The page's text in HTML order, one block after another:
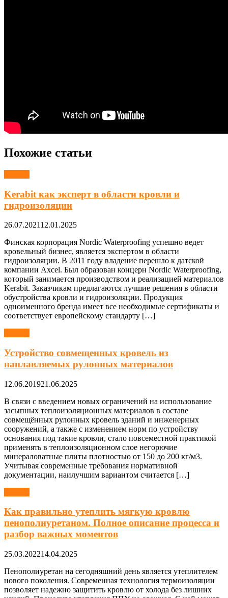
Похожие статьи
Kerabit как эксперт в области кровли и
гидроизоляции
26.07.202112.01.2025
Финская корпорация Nordic Waterproofing успешно ведет
кровельный бизнес, является экспертом в области
гидроизоляции. В 2011 году владение перешло к датской
компании Axcel. Был образован концерн Nordic Waterproofing,
который занимается производством и реализацией материалов
Kerabit. Заказчикам предлагаются лучшие решения в области
обустройства кровли и гидроизоляции. Продукция
одноименного бренда имеет все необходимые сертификаты и
соответствует европейскому стандарту […]
Устройство совмещенных кровель из
наплавляемых рулонных материалов
12.06.201921.06.2025
В связи с введением новых ограничений на использование
засыпных теплоизоляционных материалов в составе
совмещённых рулонных кровель зданий и инженерных
сооружений, а также с изменением норм по устройству
основания под такие кровли, стало повсеместной практикой
применять в теплоизоляционном слое негорючие
минераловатные плиты плотностью от 150 до 200 кг/м3.
Учитывая современные требования нормативной
документации, наилучшим вариантом считается […]
Как правильно утеплить мягкую кровлю
пенополиуретаном. Полное описание процесса и
разбор важных моментов
25.03.202214.04.2025
Пенополиуретан на сегодняшний день является утеплителем
нового поколения. Современная технология термоизоляции
позволяет надежно защитить кровлю от холода без лишних